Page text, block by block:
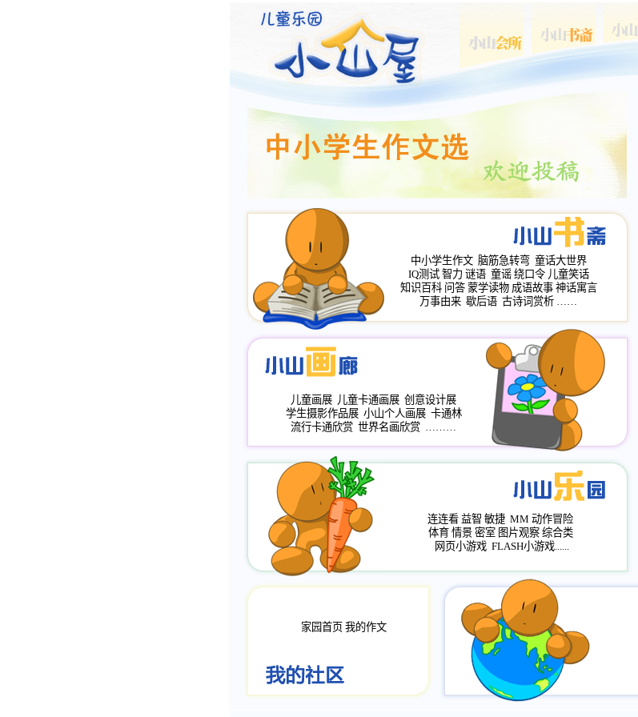
中小学生作文 脑筋急转弯 童话大世界
IQ测试 智力 谜语 童谣 绕口令 儿童笑话
知识百科 问答 蒙学读物 成语故事 神话寓言
万事由来 歇后语 古诗词赏析 ……
儿童画展 儿童卡通画展 创意设计展
学生摄影作品展 小山个人画展 卡通林
流行卡通欣赏 世界名画欣赏 ………
连连看 益智 敏捷 MM 动作冒险
体育 情景 密室 图片观察 综合类
网页小游戏 FLASH小游戏......
家园首页 我的作文